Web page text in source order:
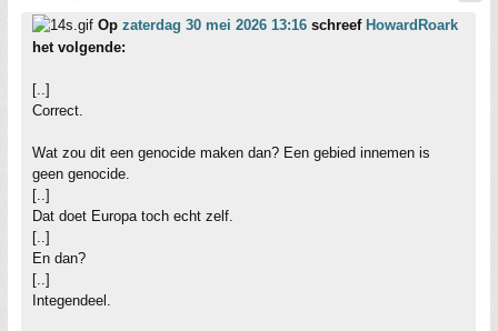
Op zaterdag 30 mei 2026 13:16 schreef HowardRoark
het volgende:
[..]
Correct.
Wat zou dit een genocide maken dan? Een gebied innemen is
geen genocide.
[..]
Dat doet Europa toch echt zelf.
[..]
En dan?
[..]
Integendeel.